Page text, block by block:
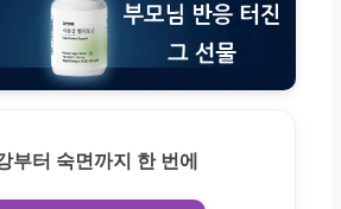
부터 숙면까지 한 번에